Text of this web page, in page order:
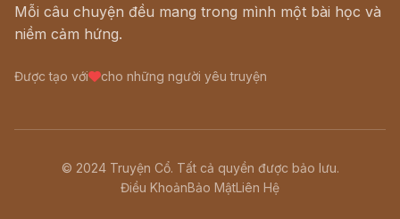
Mỗi câu chuyện đều mang trong mình một bài học và
niềm cảm hứng.
Được tạo với cho những người yêu truyện
© 2024 Truyện Cổ. Tất cả quyền được bảo lưu.
Điều KhoảnBảo MậtLiên Hệ